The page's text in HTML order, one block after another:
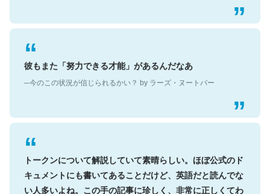
彼もまた「努力できる才能」があるんだなあ
─今のこの状況が信じられるかい？ by ラーズ・ヌートバー
トークンについて解説していて素晴らしい。ほぼ公式のド
キュメントにも書いてあることだけど、英語だと読んでな
い人多いよね。この手の記事に珍しく、非常に正しくてわ